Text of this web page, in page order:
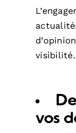
visibilité.
vos